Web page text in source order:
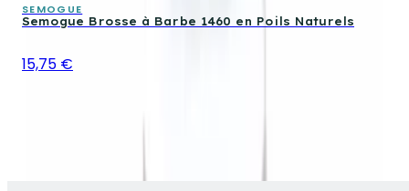
SEMOGUE
Semogue Brosse à Barbe 1460 en Poils Naturels
15,75 €